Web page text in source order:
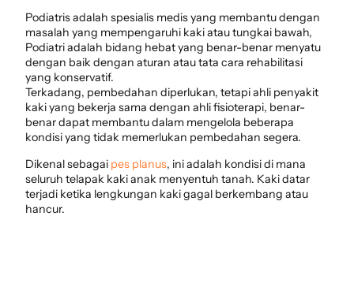
Podiatris adalah spesialis medis yang membantu dengan
masalah yang mempengaruhi kaki atau tungkai bawah,
Podiatri adalah bidang hebat yang benar-benar menyatu
dengan baik dengan aturan atau tata cara rehabilitasi
yang konservatif.
Terkadang, pembedahan diperlukan, tetapi ahli penyakit
kaki yang bekerja sama dengan ahli fisioterapi, benar-
benar dapat membantu dalam mengelola beberapa
kondisi yang tidak memerlukan pembedahan segera.
Dikenal sebagai pes planus, ini adalah kondisi di mana
seluruh telapak kaki anak menyentuh tanah. Kaki datar
terjadi ketika lengkungan kaki gagal berkembang atau
hancur.